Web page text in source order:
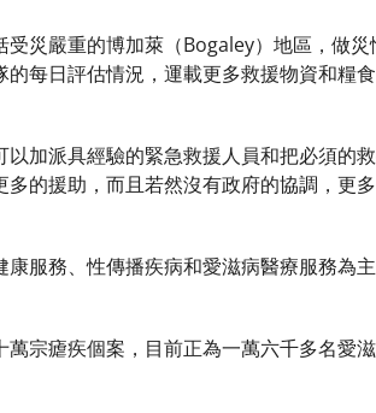
災嚴重的博加萊（Bogaley）地區，做災
每日評估情況，運載更多救援物資和糧
加派具經驗的緊急救援人員和把必須的
的援助，而且若然沒有政府的協調，更
服務、性傳播疾病和愛滋病醫療服務為
宗瘧疾個案，目前正為一萬六千多名愛